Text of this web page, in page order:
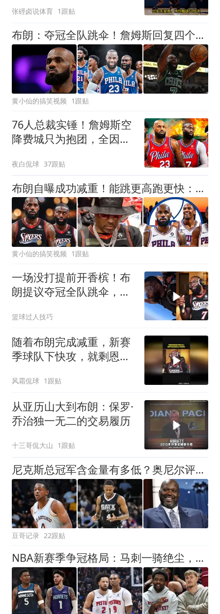
张硜卤说体育 1跟贴
布朗：夺冠全队跳伞！詹姆斯回复四个字，让费城球迷倒吸一口凉气
黄小仙的搞笑视频 1跟贴
76人总裁实锤！詹姆斯空
降费城只为抱团，全因球
夜白侃球 37跟贴
布朗自曝成功减重！能跳更高跑更快：我得跟上马克西詹姆斯的节奏
黄小仙的搞笑视频 1跟贴
一场没打提前开香槟！布
朗提议夺冠全队跳伞，詹
篮球过人技巧
随着布朗完成减重，新赛
季球队下快攻，就剩恩比
风霜侃球 1跟贴
从亚历山大到布朗：保罗·
乔治独一无二的交易履历
十三哥侃大山 1跟贴
尼克斯总冠军含金量有多低？奥尼尔评福克斯离谱操作，夺冠全靠他
豆哥记录 22跟贴
NBA新赛季争冠格局：马刺一骑绝尘，76人豪赌，谁在陪跑？